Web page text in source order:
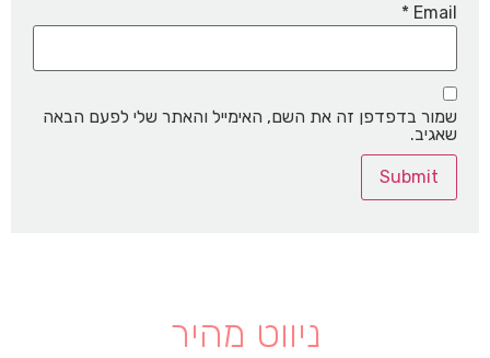
Email
*
שמור בדפדפן זה את השם, האימייל והאתר שלי לפעם הבאה
שאגיב.
ניווט מהיר